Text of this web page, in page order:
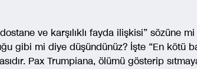
ve karşılıklı fayda ilişkisi” sözüne mi
gibi mi diye düşündünüz? İşte “En kötü
Pax Trumpiana, ölümü gösterip